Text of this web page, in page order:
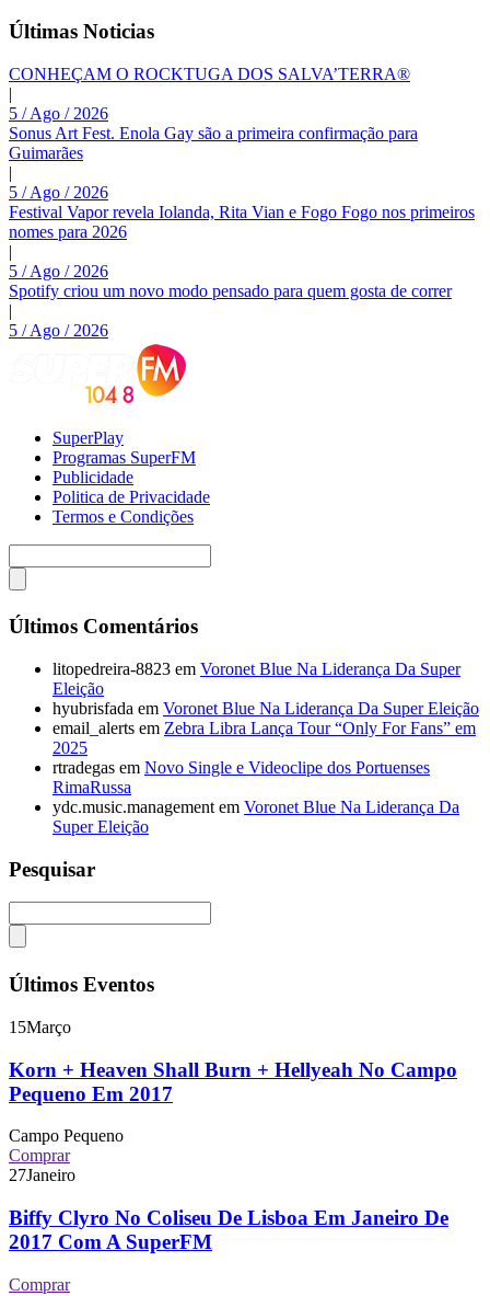
Últimas Noticias
CONHEÇAM O ROCKTUGA DOS SALVA’TERRA®
|
5 / Ago / 2026
Sonus Art Fest. Enola Gay são a primeira confirmação para
Guimarães
|
5 / Ago / 2026
Festival Vapor revela Iolanda, Rita Vian e Fogo Fogo nos primeiros
nomes para 2026
|
5 / Ago / 2026
Spotify criou um novo modo pensado para quem gosta de correr
|
5 / Ago / 2026
SuperPlay
Programas SuperFM
Publicidade
Politica de Privacidade
Termos e Condições
Últimos Comentários
litopedreira-8823 em Voronet Blue Na Liderança Da Super
Eleição
hyubrisfada em Voronet Blue Na Liderança Da Super Eleição
email_alerts em Zebra Libra Lança Tour “Only For Fans” em
2025
rtradegas em Novo Single e Videoclipe dos Portuenses
RimaRussa
ydc.music.management em Voronet Blue Na Liderança Da
Super Eleição
Pesquisar
Últimos Eventos
15Março
Korn + Heaven Shall Burn + Hellyeah No Campo
Pequeno Em 2017
Campo Pequeno
Comprar
27Janeiro
Biffy Clyro No Coliseu De Lisboa Em Janeiro De
2017 Com A SuperFM
Comprar